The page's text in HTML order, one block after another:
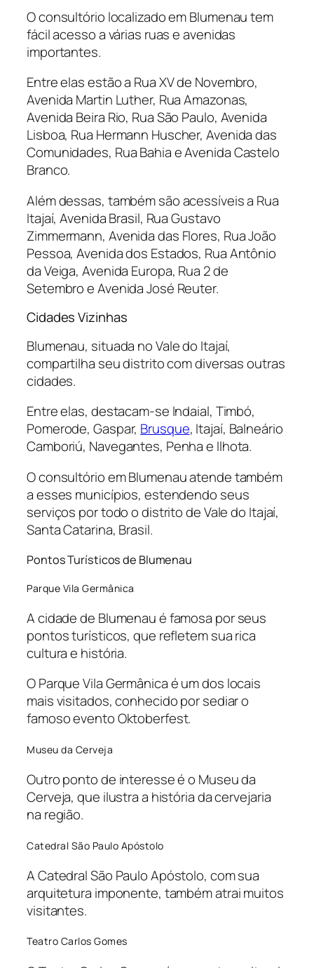
O consultório localizado em Blumenau tem
fácil acesso a várias ruas e avenidas
importantes.
Entre elas estão a Rua XV de Novembro,
Avenida Martin Luther, Rua Amazonas,
Avenida Beira Rio, Rua São Paulo, Avenida
Lisboa, Rua Hermann Huscher, Avenida das
Comunidades, Rua Bahia e Avenida Castelo
Branco.
Além dessas, também são acessíveis a Rua
Itajaí, Avenida Brasil, Rua Gustavo
Zimmermann, Avenida das Flores, Rua João
Pessoa, Avenida dos Estados, Rua Antônio
da Veiga, Avenida Europa, Rua 2 de
Setembro e Avenida José Reuter.
Cidades Vizinhas
Blumenau, situada no Vale do Itajaí,
compartilha seu distrito com diversas outras
cidades.
Entre elas, destacam-se Indaial, Timbó,
Pomerode, Gaspar, Brusque, Itajaí, Balneário
Camboriú, Navegantes, Penha e Ilhota.
O consultório em Blumenau atende também
a esses municípios, estendendo seus
serviços por todo o distrito de Vale do Itajaí,
Santa Catarina, Brasil.
Pontos Turísticos de Blumenau
Parque Vila Germânica
A cidade de Blumenau é famosa por seus
pontos turísticos, que refletem sua rica
cultura e história.
O Parque Vila Germânica é um dos locais
mais visitados, conhecido por sediar o
famoso evento Oktoberfest.
Museu da Cerveja
Outro ponto de interesse é o Museu da
Cerveja, que ilustra a história da cervejaria
na região.
Catedral São Paulo Apóstolo
A Catedral São Paulo Apóstolo, com sua
arquitetura imponente, também atrai muitos
visitantes.
Teatro Carlos Gomes